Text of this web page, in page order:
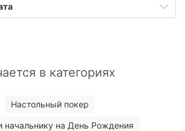
в категориях
Настольный покер
начальнику на День Рождения